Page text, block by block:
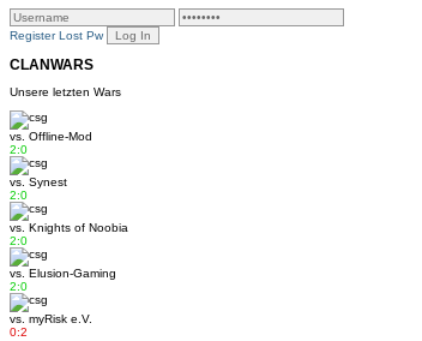
Register Lost Pw
CLANWARS
Unsere letzten Wars
vs. Offline-Mod
2:0
vs. Synest
2:0
vs. Knights of Noobia
2:0
vs. Elusion-Gaming
2:0
vs. myRisk e.V.
0:2